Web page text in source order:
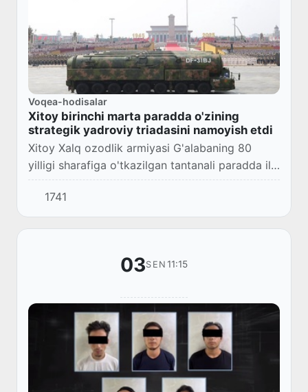
Voqea-hodisalar
Xitoy birinchi marta paradda o'zining
strategik yadroviy triadasini namoyish etdi
Xitoy Xalq ozodlik armiyasi G'alabaning 80
yilligi sharafiga o'tkazilgan tantanali paradda ilk
bor mamlakatning strategik yadroviy triadasini
ifodalovchi raketalarni namoyish etdi.
1741
03SEN 11:15